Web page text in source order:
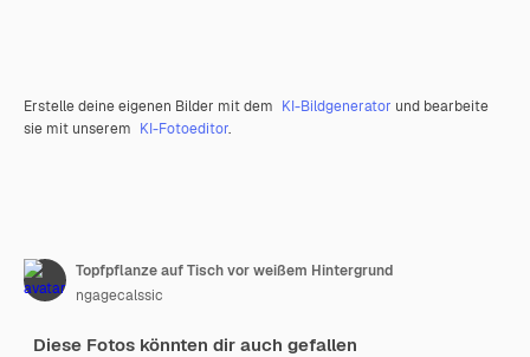
Erstelle deine eigenen Bilder mit dem KI-Bildgenerator und bearbeite
sie mit unserem KI-Fotoeditor.
Topfpflanze auf Tisch vor weißem Hintergrund
ngagecalssic
Diese Fotos könnten dir auch gefallen